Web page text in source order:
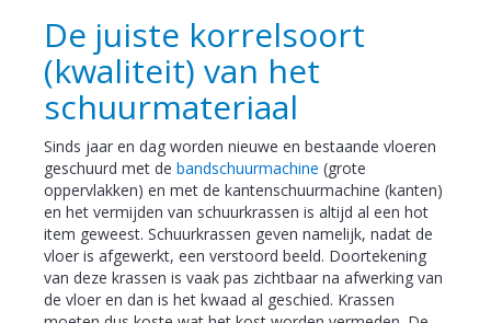
De juiste korrelsoort
(kwaliteit) van het
schuurmateriaal
Sinds jaar en dag worden nieuwe en bestaande vloeren
geschuurd met de bandschuurmachine (grote
oppervlakken) en met de kantenschuurmachine (kanten)
en het vermijden van schuurkrassen is altijd al een hot
item geweest. Schuurkrassen geven namelijk, nadat de
vloer is afgewerkt, een verstoord beeld. Doortekening
van deze krassen is vaak pas zichtbaar na afwerking van
de vloer en dan is het kwaad al geschied. Krassen